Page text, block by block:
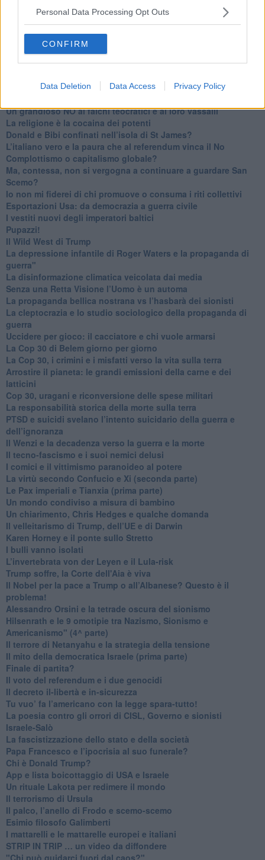
Personal Data Processing Opt Outs
CONFIRM
Data Deletion Data Access Privacy Policy
Verso il full electric a gestione pubblica dei traghetti​
​La Scienza dei Cittadini e i Cittadini per l’Aria
Trump e le sue guerre contro i deboli e contro la terra
​Le furbate elettorali della Meloni e la testardaggine
dell’opposizione
L'umanizzazione dell'economia e della politica
​Un grandioso NO ai falchi teocratici e ai loro vassalli
La religione è la cocaina dei potenti
Donald e Bibi confinati nell’isola di St James?
L’italiano vero e la paura che al referendum vinca il No
​Complottismo o capitalismo globale?
​Ma, contessa, non si vergogna a continuare a guardare San
Scemo?
​Io non mi fiderei di chi promuove o consuma i riti collettivi
Esportazioni Usa: da democrazia a guerra civile
​I vestiti nuovi degli imperatori baltici
​Pupazzi!
​Il Wild West di Trump
​La depressione infantile di Roger Waters e la propaganda di
guerra"
​La disinformazione climatica veicolata dai media
Senza una Retta Visione l’Uomo è un automa
​La propaganda bellica nostrana vs l’hasbarà dei sionisti
​La cleptocrazia e lo studio sociologico della propaganda di
guerra
​Uccidere per gioco: il cacciatore e chi vuole armarsi
​La Cop 30 di Belem giorno per giorno
La Cop 30, i crimini e i misfatti verso la vita sulla terra
Arrostire il pianeta: le grandi emissioni della carne e dei
latticini
​Cop 30, uragani e riconversione delle spese militari
La responsabilità storica della morte sulla terra
PTSD e suicidi svelano l’intento suicidario della guerra e
dell’ignoranza
Il Wenzi e la decadenza verso la guerra e la morte
​Il tecno-fascismo e i suoi nemici delusi
​I comici e il vittimismo paranoideo al potere
​La virtù secondo Confucio e Xi (seconda parte)
Le Pax imperiali e Tianxia (prima parte)
Un mondo condiviso a misura di bambino
​Un chiarimento, Chris Hedges e qualche domanda
Il velleitarismo di Trump, dell’UE e di Darwin
​Karen Horney e il ponte sullo Stretto
​I bulli vanno isolati
L’invertebrata von der Leyen e il Lula-risk
Trump soffre, la Corte dell'Aia è viva
​Il Nobel per la pace a Trump o all’Albanese? Questo è il
problema!
​Alessandro Orsini e la tetrade oscura del sionismo
​Hilsenrath e le 9 omotipie tra Nazismo, Sionismo e
Americanismo" (4^ parte)
​Il terrore di Netanyahu e la strategia della tensione
Il mito della democratica Israele (prima parte)
​Finale di partita?
​Il voto del referendum e i due genocidi
Il decreto il-libertà e in-sicurezza
Tu vuo’ fa l’americano con la legge spara-tutto!
La poesia contro gli orrori di CISL, Governo e sionisti
Israele-Salò
​La fascistizzazione dello stato e della società
Papa Francesco e l’ipocrisia al suo funerale?
​Chi è Donald Trump?
App e lista boicottaggio di USA e Israele
​Un rituale Lakota per redimere il mondo
Il terrorismo di Ursula
​Il palco, l’anello di Frodo e scemo-scemo
Esimio filosofo Galimberti
​I mattarelli e le mattarelle europei e italiani
​STRIP IN TRIP … un video da diffondere
"Chi può guidarci fuori dal caos?"